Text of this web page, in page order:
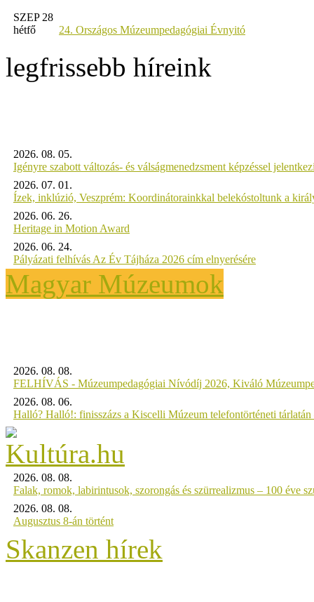
SZEP 28
hétfő
24. Országos Múzeumpedagógiai Évnyitó
legfrissebb híreink
2026. 08. 05.
Igényre szabott változás- és válságmenedzsment képzéssel
2026. 07. 01.
Ízek, inklúzió, Veszprém: Koordinátorainkkal belekóstoltunk a
2026. 06. 26.
Heritage in Motion Award
2026. 06. 24.
Pályázati felhívás Az Év Tájháza 2026 cím elnyerésére
Magyar Múzeumok
2026. 08. 08.
FELHÍVÁS - Múzeumpedagógiai Nívódíj 2026, Kiváló
2026. 08. 06.
Halló? Halló!: finisszázs a Kiscelli Múzeum telefontörténeti tárlatán
2026. 08. 08.
Falak, romok, labirintusok, szorongás és szürrealizmus – 100 éve
2026. 08. 08.
Augusztus 8-án történt
Skanzen hírek